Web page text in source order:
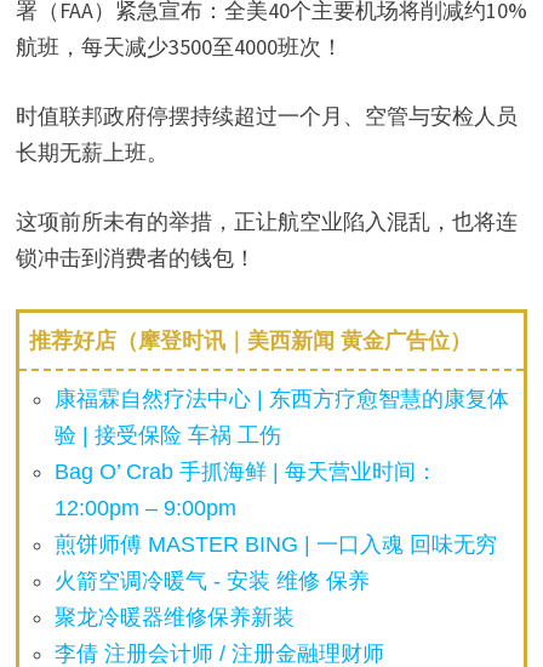
署（FAA）紧急宣布：全美40个主要机场将削减约10%
航班，每天减少3500至4000班次！
时值联邦政府停摆持续超过一个月、空管与安检人员
长期无薪上班。
这项前所未有的举措，正让航空业陷入混乱，也将连
锁冲击到消费者的钱包！
推荐好店（摩登时讯｜美西新闻 黄金广告位）
康福霖自然疗法中心 | 东西方疗愈智慧的康复体
验 | 接受保险 车祸 工伤
Bag O’ Crab 手抓海鲜 | 每天营业时间：
12:00pm – 9:00pm
煎饼师傅 MASTER BING | 一口入魂 回味无穷
火箭空调冷暖气 - 安装 维修 保养
聚龙冷暖器维修保养新装
李倩 注册会计师 / 注册金融理财师